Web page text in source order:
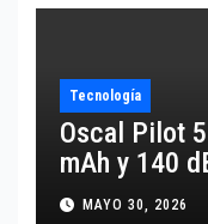
Tecnología
Oscal Pilot
mAh y 140
MAYO 30, 2026